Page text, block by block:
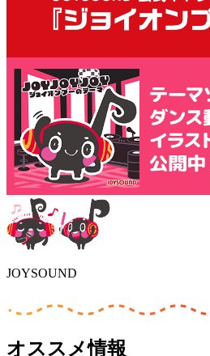
JOYSOUND
オススメ情報